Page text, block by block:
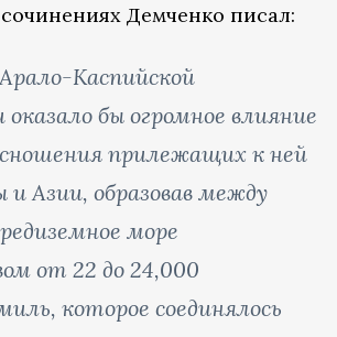
Демченко писал:
Каспийской
бы огромное влияние
прилежащих к ней
и Азии, образовав между
море
от 22 до 24,000
которое соединялось